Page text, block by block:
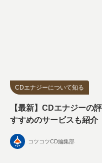
CDエナジーについて知る
【最新】CDエナジーの
すすめのサービスも紹介
コツコツCD編集部